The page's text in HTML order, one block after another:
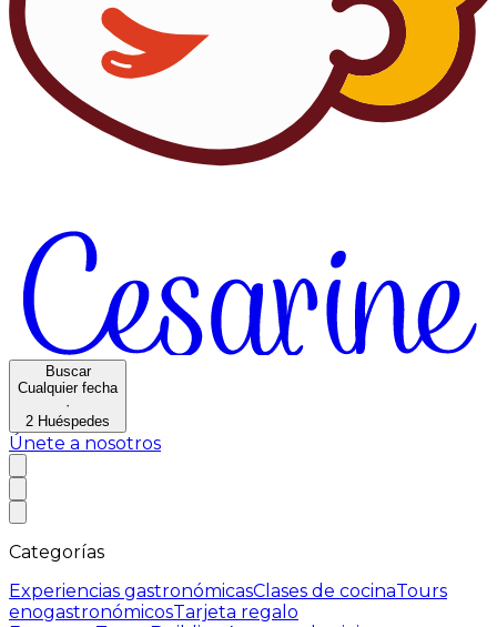
Buscar
Cualquier fecha
·
2 Huéspedes
Únete a nosotros
Categorías
Experiencias gastronómicasClases de cocinaTours
enogastronómicosTarjeta regalo